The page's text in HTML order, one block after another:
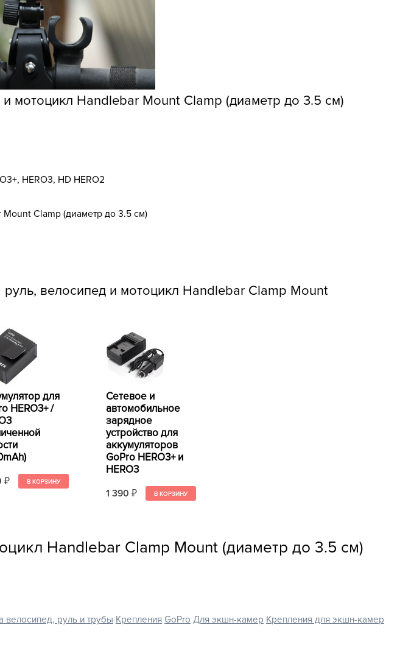
мотоцикл Handlebar Mount Clamp (диаметр до 3.5 см)
HERO3, HD HERO2
Clamp (диаметр до 3.5 см)
велосипед и мотоцикл Handlebar Clamp Mount
для
HERO3+ /
₽
Сетевое и
автомобильное
зарядное
устройство для
аккумуляторов
GoPro HERO3+ и
HERO3
1 390 ₽
Handlebar Clamp Mount (диаметр до 3.5 см)
велосипед, руль и трубы Крепления GoPro Для экшн-камер Крепления для экшн-камер